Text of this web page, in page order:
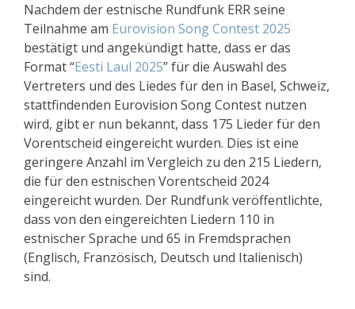
Nachdem der estnische Rundfunk ERR seine
Teilnahme am Eurovision Song Contest 2025
bestätigt und angekündigt hatte, dass er das
Format “Eesti Laul 2025” für die Auswahl des
Vertreters und des Liedes für den in Basel, Schweiz,
stattfindenden Eurovision Song Contest nutzen
wird, gibt er nun bekannt, dass 175 Lieder für den
Vorentscheid eingereicht wurden. Dies ist eine
geringere Anzahl im Vergleich zu den 215 Liedern,
die für den estnischen Vorentscheid 2024
eingereicht wurden. Der Rundfunk veröffentlichte,
dass von den eingereichten Liedern 110 in
estnischer Sprache und 65 in Fremdsprachen
(Englisch, Französisch, Deutsch und Italienisch)
sind.